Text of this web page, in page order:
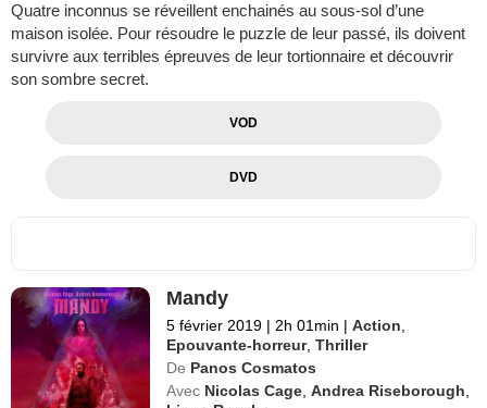
Quatre inconnus se réveillent enchainés au sous-sol d’une
maison isolée. Pour résoudre le puzzle de leur passé, ils doivent
survivre aux terribles épreuves de leur tortionnaire et découvrir
son sombre secret.
VOD
DVD
Mandy
5 février 2019 | 2h 01min | Action
Epouvante-horreur,Thriller
De Panos Cosmatos
Avec Nicolas Cage ,Andrea Riseborough